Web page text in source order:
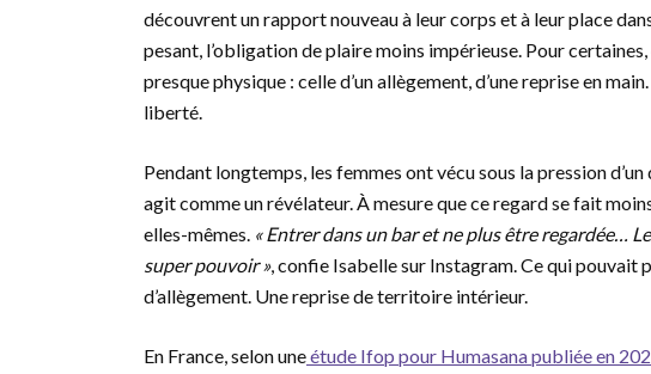
découvrent un rapport nouveau à leur corps et à leur place
pesant, l’obligation de plaire moins impérieuse. Pour
presque physique : celle d’un allègement, d’une reprise en
liberté.
Pendant longtemps, les femmes ont vécu sous la pression
agit comme un révélateur. À mesure que ce regard se fait
elles-mêmes. « Entrer dans un bar et ne plus être regardée…
super pouvoir », confie Isabelle sur Instagram. Ce qui pouvait
d’allègement. Une reprise de territoire intérieur.
En France, selon uneétude Ifop pour Humasana publiée en